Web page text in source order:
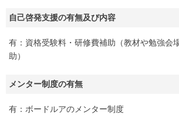
自己啓発支援の有無及び内容
有：資格受験料・研修費補助（教材や勉強会
助）
メンター制度の有無
有：ボードルアのメンター制度